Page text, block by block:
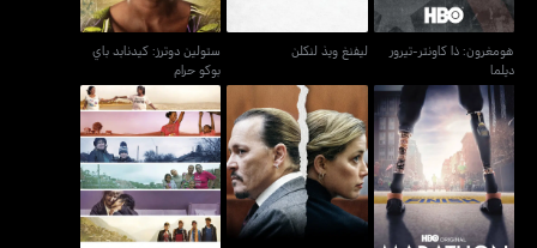
هومغرون: ذا كاونتر-تيرور
ديلما
ليفنغ ويذ لنكلن
ستولين دوترز: كيدنابد باي
بوكو حرام
ماراثون: ذا باتريوتس داي
بومبينغ
جوني x أمبر: ذا يو إس. ترايل فايندنغ ذا واي هوم